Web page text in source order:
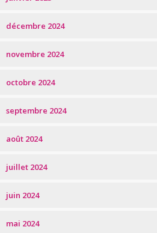
décembre 2024
novembre 2024
octobre 2024
septembre 2024
août 2024
juillet 2024
juin 2024
mai 2024